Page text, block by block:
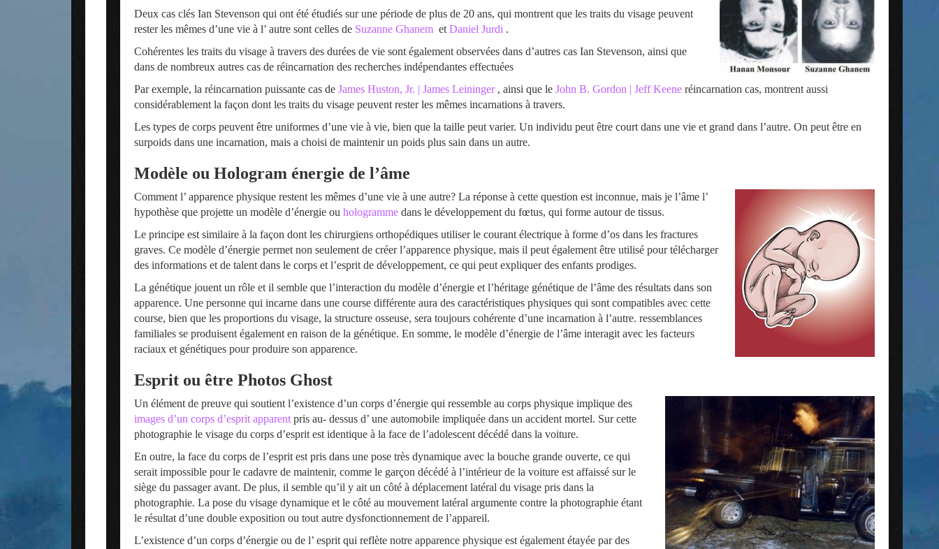
Deux cas clés Ian Stevenson qui ont été étudiés sur une période de plus de 20 ans, qui montrent que les traits du visage peuvent
rester les mêmes d’une vie à l’ autre sont celles de Suzanne Ghanem et Daniel Jurdi .
Cohérentes les traits du visage à travers des durées de vie sont également observées dans d’autres cas Ian Stevenson, ainsi que
dans de nombreux autres cas de réincarnation des recherches indépendantes effectuées
Par exemple, la réincarnation puissante cas de James Huston, Jr. | James Leininger, ainsi que le John B. Gordon | Jeff Keene réincarnation cas, montrent aussi
considérablement la façon dont les traits du visage peuvent rester les mêmes incarnations à travers.
Les types de corps peuvent être uniformes d’une vie à vie, bien que la taille peut varier. Un individu peut être court dans une vie et grand dans l’autre. On peut être en
surpoids dans une incarnation, mais a choisi de maintenir un poids plus sain dans un autre.
Modèle ou Hologram énergie de l’âme
Comment l’ apparence physique restent les mêmes d’une vie à une autre? La réponse à cette question est inconnue, mais je l’âme l’
hypothèse que projette un modèle d’énergie ou hologramme dans le développement du fœtus, qui forme autour de tissus.
Le principe est similaire à la façon dont les chirurgiens orthopédiques utiliser le courant électrique à forme d’os dans les fractures
graves. Ce modèle d’énergie permet non seulement de créer l’apparence physique, mais il peut également être utilisé pour télécharger
des informations et de talent dans le corps et l’esprit de développement, ce qui peut expliquer des enfants prodiges.
La génétique jouent un rôle et il semble que l’interaction du modèle d’énergie et l’héritage génétique de l’âme des résultats dans son
apparence. Une personne qui incarne dans une course différente aura des caractéristiques physiques qui sont compatibles avec cette
course, bien que les proportions du visage, la structure osseuse, sera toujours cohérente d’une incarnation à l’autre. ressemblances
familiales se produisent également en raison de la génétique. En somme, le modèle d’énergie de l’âme interagit avec les facteurs
raciaux et génétiques pour produire son apparence.
Esprit ou être Photos Ghost
Un élément de preuve qui soutient l’existence d’un corps d’énergie qui ressemble au corps physique implique des
images d’un corps d’esprit apparent pris au- dessus d’ une automobile impliquée dans un accident mortel. Sur cette
photographie le visage du corps d’esprit est identique à la face de l’adolescent décédé dans la voiture.
En outre, la face du corps de l’esprit est pris dans une pose très dynamique avec la bouche grande ouverte, ce qui
serait impossible pour le cadavre de maintenir, comme le garçon décédé à l’intérieur de la voiture est affaissé sur le
siège du passager avant. De plus, il semble qu’il y ait un côté à déplacement latéral du visage pris dans la
photographie. La pose du visage dynamique et le côté au mouvement latéral argumente contre la photographie étant
le résultat d’une double exposition ou tout autre dysfonctionnement de l’appareil.
L’existence d’un corps d’énergie ou de l’ esprit qui reflète notre apparence physique est également étayée par des